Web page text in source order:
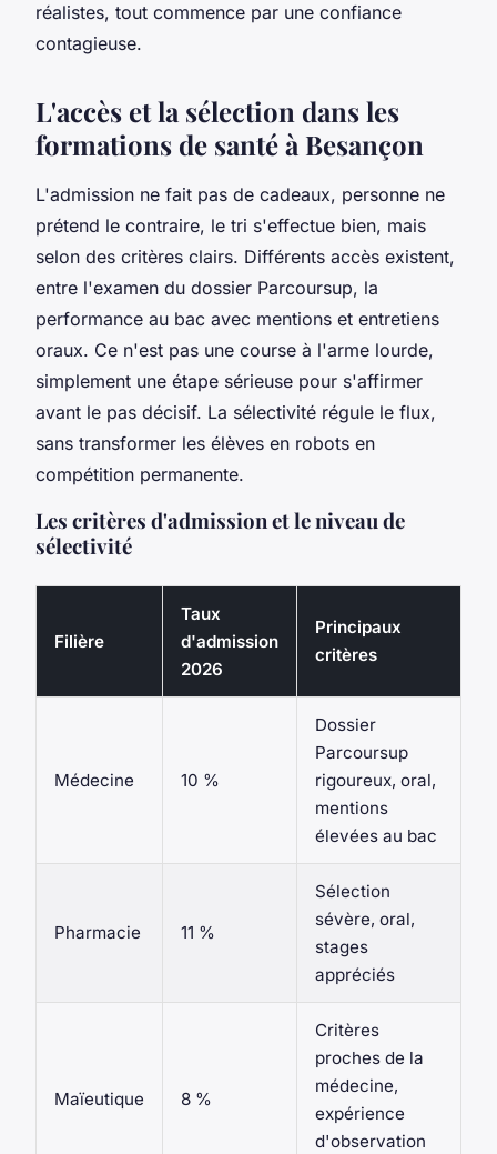
réalistes, tout commence par une confiance
contagieuse.
L'accès et la sélection dans les
formations de santé à Besançon
L'admission ne fait pas de cadeaux, personne ne
prétend le contraire, le tri s'effectue bien, mais
selon des critères clairs. Différents accès existent,
entre l'examen du dossier Parcoursup, la
performance au bac avec mentions et entretiens
oraux. Ce n'est pas une course à l'arme lourde,
simplement une étape sérieuse pour s'affirmer
avant le pas décisif. La sélectivité régule le flux,
sans transformer les élèves en robots en
compétition permanente.
Les critères d'admission et le niveau de
sélectivité
Filière
Taux
d'admission
2026
Principaux
critères
Médecine 10 %
Dossier
Parcoursup
rigoureux, oral,
mentions
élevées au bac
Pharmacie 11 %
Sélection
sévère, oral,
stages
appréciés
Maïeutique 8 %
Critères
proches de la
médecine,
expérience
d'observation